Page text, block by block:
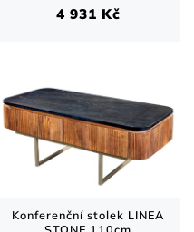
4 931 Kč
Konferenční stolek LINEA